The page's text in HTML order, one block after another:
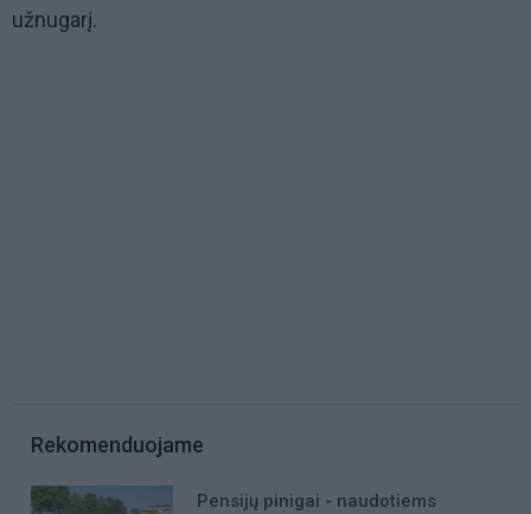
užnugarį.
Rekomenduojame
Pensijų pinigai - naudotiems